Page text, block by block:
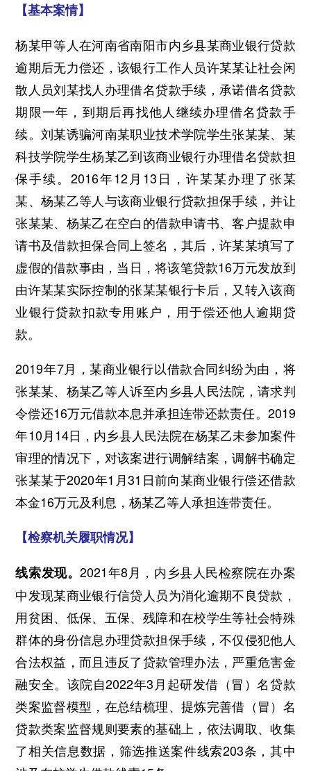
【基本案情】
杨某甲等人在河南省南阳市内乡县某商业银行贷款
逾期后无力偿还，该银行工作人员许某某让社会闲
散人员刘某找人办理借名贷款手续，承诺借名贷款
期限一年，到期后再找他人继续办理借名贷款手
续。刘某诱骗河南某职业技术学院学生张某某、某
科技学院学生杨某乙到该商业银行办理借名贷款担
保手续。2016年12月13日，许某某办理了张某
某、杨某乙等人与该商业银行贷款担保手续，并让
张某某、杨某乙在空白的借款申请书、客户提款申
请书及借款担保合同上签名，其后，许某某填写了
虚假的借款事由，当日，将该笔贷款16万元发放到
由许某某实际控制的张某某银行卡后，又转入该商
业银行贷款扣款专用账户，用于偿还他人逾期贷
款。
2019年7月，某商业银行以借款合同纠纷为由，将
张某某、杨某乙等人诉至内乡县人民法院，请求判
令偿还16万元借款本息并承担连带还款责任。2019
年10月14日，内乡县人民法院在杨某乙未参加案件
审理的情况下，对该案进行调解结案，调解书确定
张某某于2020年1月31日前向某商业银行偿还借款
本金16万元及利息，杨某乙等人承担连带责任。
【检察机关履职情况】
线索发现。2021年8月，内乡县人民检察院在办案
中发现某商业银行信贷人员为消化逾期不良贷款，
用贫困、低保、五保、残障和在校学生等社会特殊
群体的身份信息办理贷款担保手续，不仅侵犯他人
合法权益，而且违反了贷款管理办法，严重危害金
融安全。该院自2022年3月起研发借（冒）名贷款
类案监督模型，在总结梳理、提炼完善借（冒）名
贷款类案监督规则要素的基础上，依法调取、收集
了相关信息数据，筛选推送案件线索203条，其中